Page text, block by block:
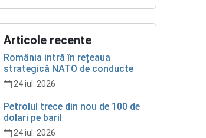
Articole recente
România intră în rețeaua
strategică NATO de conducte
24 iul. 2026
Petrolul trece din nou de 100 de
dolari pe baril
24 iul. 2026